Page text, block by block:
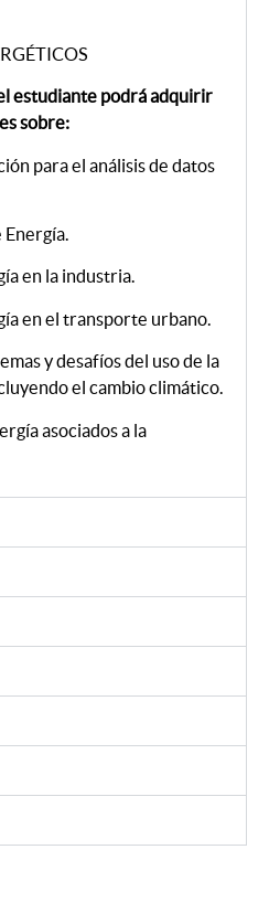
estudiante podrá adquirir
sobre:
para el análisis de datos
Energía.
en la industria.
en el transporte urbano.
y desafíos del uso de la
el cambio climático.
asociados a la